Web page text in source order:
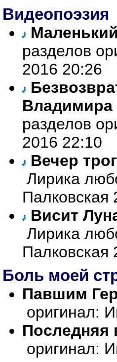
Видеопоэзия
разделов
2016 20:26
Владимира
разделов
2016 22:10
Вечер
Лирика
Палковская
Висит
Лирика
Палковская
Боль моей
Павшим
оригинал:
Последняя
оригинал: